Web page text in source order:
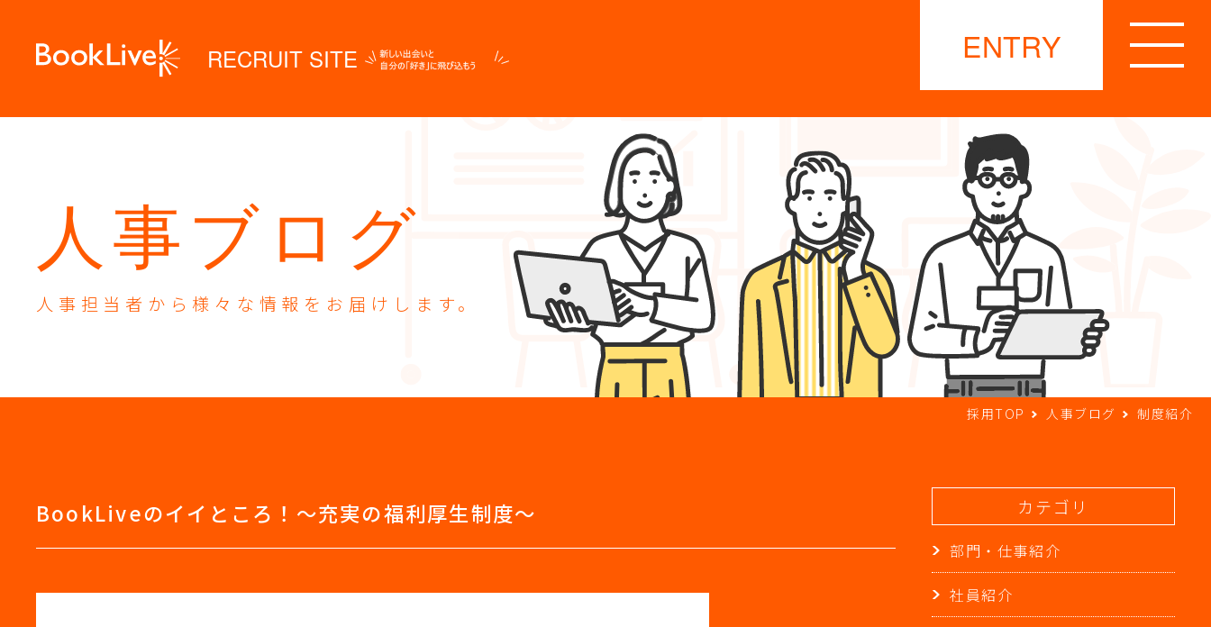
RECRUIT SITE ENTRY
人事ブログ
人事担当者から様々な 情報をお届けします。
採用TOP 人事ブログ 制度紹介
カテゴリ
部門・仕事紹介
社員紹介
BookLiveのイイところ！～充実の福利厚生制度～